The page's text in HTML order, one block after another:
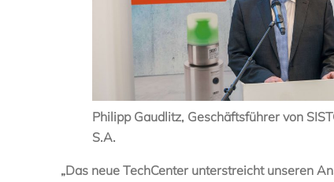
Philipp Gaudlitz, Geschäftsführer von
S.A.
„Das neue TechCenter unterstreicht unseren